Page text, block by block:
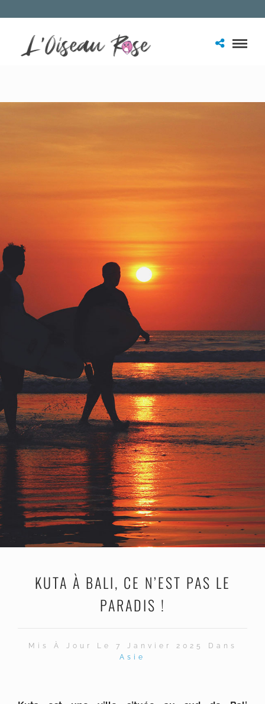
KUTA À BALI, CE N’EST PAS LE
PARADIS !
Mis À Jour Le 7 Janvier 2025 Dans
Asie